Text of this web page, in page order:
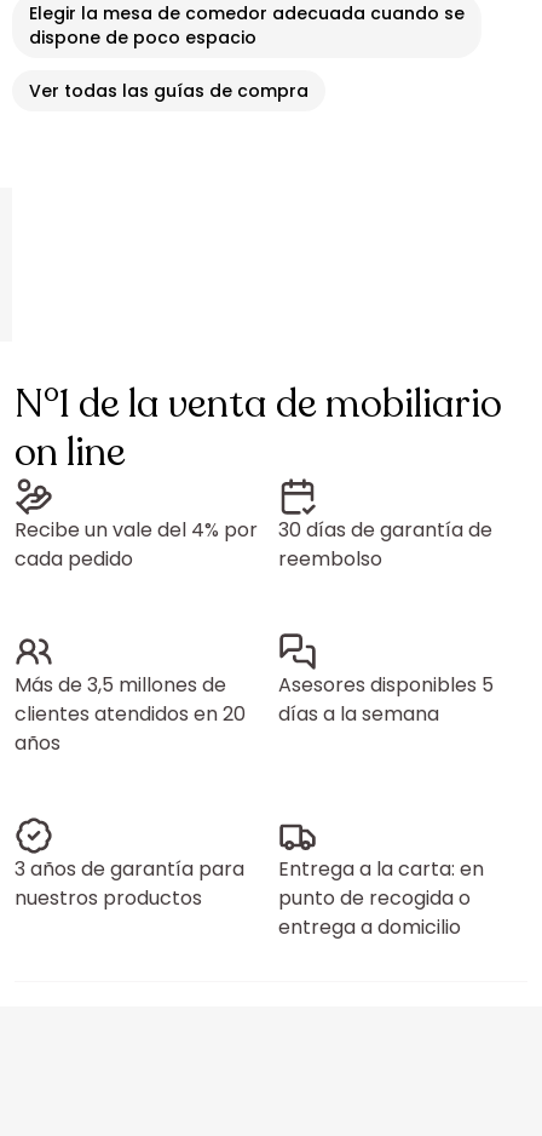
Elegir la mesa de comedor adecuada cuando se
dispone de poco espacio
Ver todas las guías de compra
N°1 de la venta de mobiliario
on line
Recibe un vale del 4% por
cada pedido
30 días de garantía de
reembolso
Más de 3,5 millones de
clientes atendidos en 20
años
Asesores disponibles 5
días a la semana
3 años de garantía para
nuestros productos
Entrega a la carta: en
punto de recogida o
entrega a domicilio